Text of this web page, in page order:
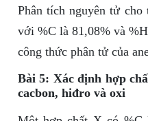
Phân tích nguyên tử
với %C là 81,08% và
công thức phân tử của
Bài 5: Xác định hợp
cacbon, hiđro và oxi